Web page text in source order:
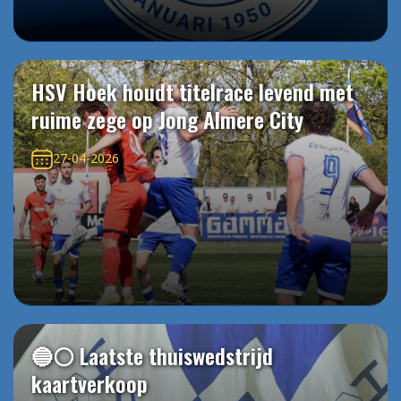
HSV Hoek houdt titelrace levend met
ruime zege op Jong Almere City
27-04-2026
🔵⚪️ Laatste thuiswedstrijd
kaartverkoop